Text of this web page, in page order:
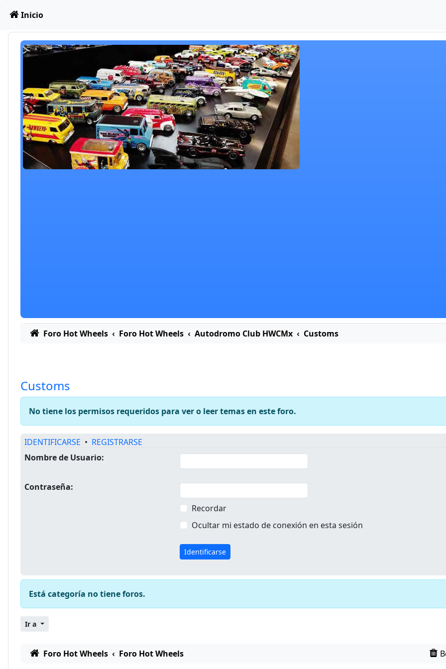
ObviarInicio
Foro Hot Wheels Foro Hot Wheels Autodromo Club HWCMx Customs
Customs
No tiene los permisos requeridos para ver o leer temas en este foro.
IDENTIFICARSE • REGISTRARSE
Nombre de Usuario:
Contraseña:
Recordar
Ocultar mi estado de conexión en esta sesión
Está categoría no tiene foros.
Ir a
Foro Hot Wheels Foro Hot Wheels